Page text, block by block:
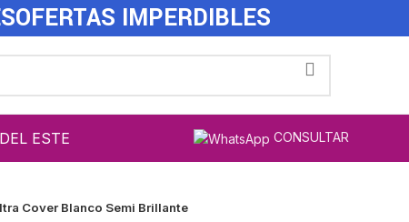
OFERTAS IMPERDIBLES
ESTE CONSULTAR
Cover Blanco Semi Brillante